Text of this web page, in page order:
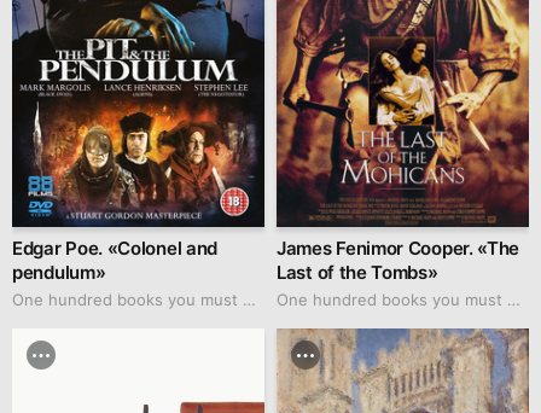
Edgar Poe. «Colonel and
pendulum»
One hundred books you must watch
James Fenimor Cooper. «The
Last of the Tombs»
One hundred books you must watch